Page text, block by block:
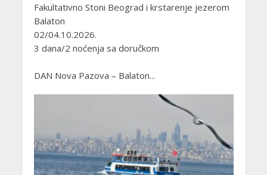
Fakultativno Stoni Beograd i krstarenje jezerom
Balaton
02/04.10.2026.
3 dana/2 noćenja sa doručkom
DAN Nova Pazova – Balaton...